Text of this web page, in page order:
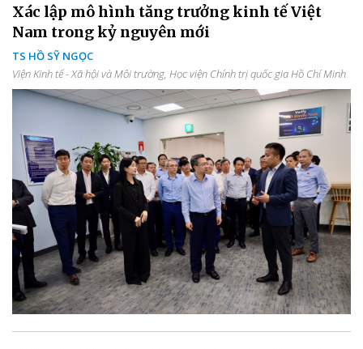
Xác lập mô hình tăng trưởng kinh tế Việt
Nam trong kỷ nguyên mới
TS HỒ SỸ NGỌC
Viện Kinh tế - Xã hội và Môi trường, Học viện Chính trị quốc gia Hồ Chí Minh